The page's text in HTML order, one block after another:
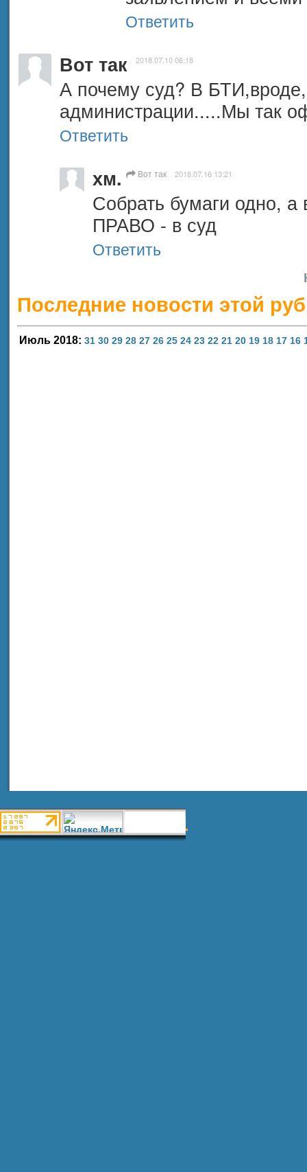
Ответить
Вот так 2018.07.10 06:18
А почему суд? В
администрации.....Мы так
Ответить
хм. Вот так 2018.07.16 13:21
Собрать бумаги одно, а
ПРАВО - в суд
Ответить
Последние новости этой
Июль 2018: 31 30 29 28 27 26 25 24 23 22 21 20 19 18 17 16